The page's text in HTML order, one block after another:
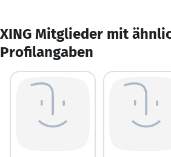
XING Mitglieder mit
Profilangaben